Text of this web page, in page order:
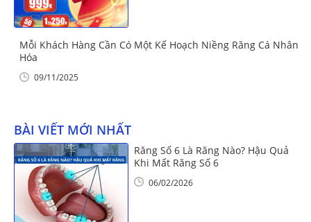
Mỗi Khách Hàng Cần Có Một Kế Hoạch Niềng Răng Cá Nhân
Hóa
09/11/2025
BÀI VIẾT MỚI NHẤT
Răng Số 6 Là Răng Nào? Hậu Quả
Khi Mất Răng Số 6
06/02/2026